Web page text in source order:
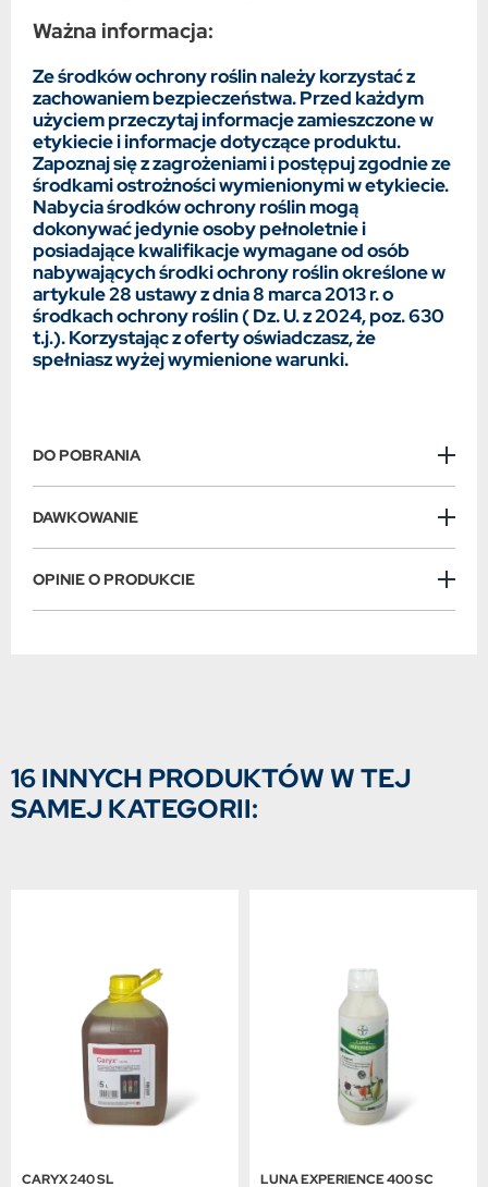
Ważna informacja:
Ze środków ochrony roślin należy korzystać z
zachowaniem bezpieczeństwa. Przed każdym
użyciem przeczytaj informacje zamieszczone w
etykiecie i informacje dotyczące produktu.
Zapoznaj się z zagrożeniami i postępuj zgodnie ze
środkami ostrożności wymienionymi w etykiecie.
Nabycia środków ochrony roślin mogą
dokonywać jedynie osoby pełnoletnie i
posiadające kwalifikacje wymagane od osób
nabywających środki ochrony roślin określone w
artykule 28 ustawy z dnia 8 marca 2013 r. o
środkach ochrony roślin ( Dz. U. z 2024, poz. 630
t.j.). Korzystając z oferty oświadczasz, że
spełniasz wyżej wymienione warunki.
DO POBRANIA
DAWKOWANIE
OPINIE O PRODUKCIE
16 INNYCH PRODUKTÓW W TEJ
SAMEJ KATEGORII:
CARYX 240 SL LUNA EXPERIENCE 400 SC